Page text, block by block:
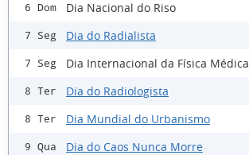
6 Dom Dia Nacional do Riso
7 Seg Dia do Radialista
7 Seg Dia Internacional da Física Médica
8 Ter Dia do Radiologista
8 Ter Dia Mundial do Urbanismo
9 Qua Dia do Caos Nunca Morre